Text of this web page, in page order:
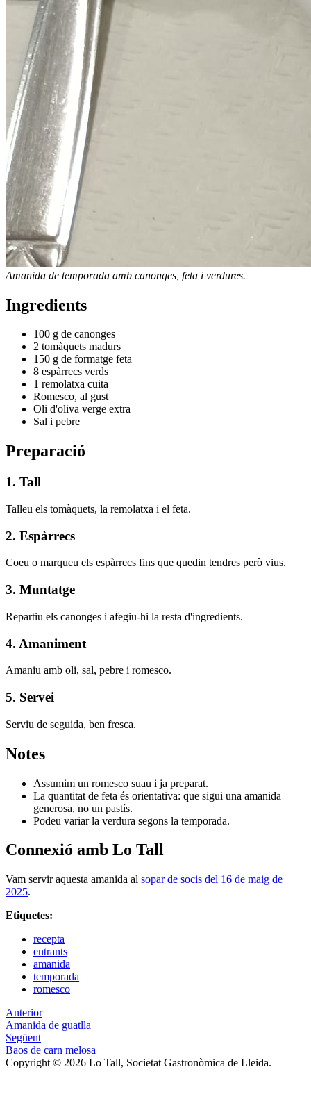
Amanida de temporada amb canonges, feta i verdures.
Ingredients
100 g de canonges
2 tomàquets madurs
150 g de formatge feta
8 espàrrecs verds
1 remolatxa cuita
Romesco, al gust
Oli d'oliva verge extra
Sal i pebre
Preparació
1. Tall
Talleu els tomàquets, la remolatxa i el feta.
2. Espàrrecs
Coeu o marqueu els espàrrecs fins que quedin tendres però vius.
3. Muntatge
Repartiu els canonges i afegiu-hi la resta d'ingredients.
4. Amaniment
Amaniu amb oli, sal, pebre i romesco.
5. Servei
Serviu de seguida, ben fresca.
Notes
Assumim un romesco suau i ja preparat.
La quantitat de feta és orientativa: que sigui una amanida
generosa, no un pastís.
Podeu variar la verdura segons la temporada.
Connexió amb Lo Tall
Vam servir aquesta amanida al sopar de socis del 16 de maig de
2025.
Etiquetes:
recepta
entrants
amanida
temporada
romesco
Anterior
Amanida de guatlla
Següent
Baos de carn melosa
Copyright © 2026 Lo Tall, Societat Gastronòmica de Lleida.